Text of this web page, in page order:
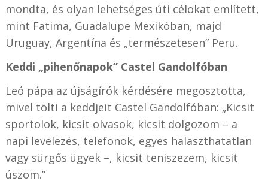
mondta, és olyan lehetséges úti célokat említett,
mint Fatima, Guadalupe Mexikóban, majd
Uruguay, Argentína és „természetesen” Peru.
Keddi „pihenőnapok” Castel Gandolfóban
Leó pápa az újságírók kérdésére megosztotta,
mivel tölti a keddjeit Castel Gandolfóban: „Kicsit
sportolok, kicsit olvasok, kicsit dolgozom – a
napi levelezés, telefonok, egyes halaszthatatlan
vagy sürgős ügyek –, kicsit teniszezem, kicsit
úszom.”